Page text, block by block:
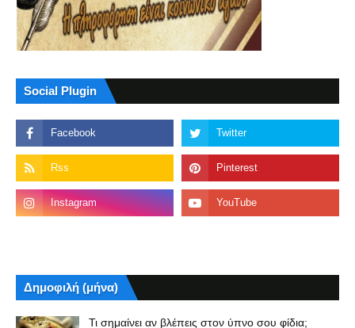
Social Plugin
Δημοφιλή (μήνα)
Τι σημαίνει αν βλέπεις στον ύπνο σου φίδια;